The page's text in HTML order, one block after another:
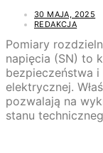
30 MAJA, 2025
REDAKCJA
Pomiary
napięcia (SN) to
bezpieczeństwa
elektrycznej.
pozwalają na
stanu